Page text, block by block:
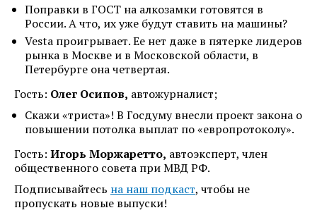
Поправки в ГОСТ на алкозамки готовятся в
России. А что, их уже будут ставить на машины?
Vesta проигрывает. Ее нет даже в пятерке лидеров
рынка в Москве и в Московской области, в
Петербурге она четвертая.
Гость: Олег Осипов, автожурналист;
Скажи «триста»! В Госдуму внесли проект закона о
повышении потолка выплат по «европротоколу».
Гость: Игорь Моржаретто, автоэксперт, член
общественного совета при МВД РФ.
Подписывайтесь на наш подкаст, чтобы не
пропускать новые выпуски!